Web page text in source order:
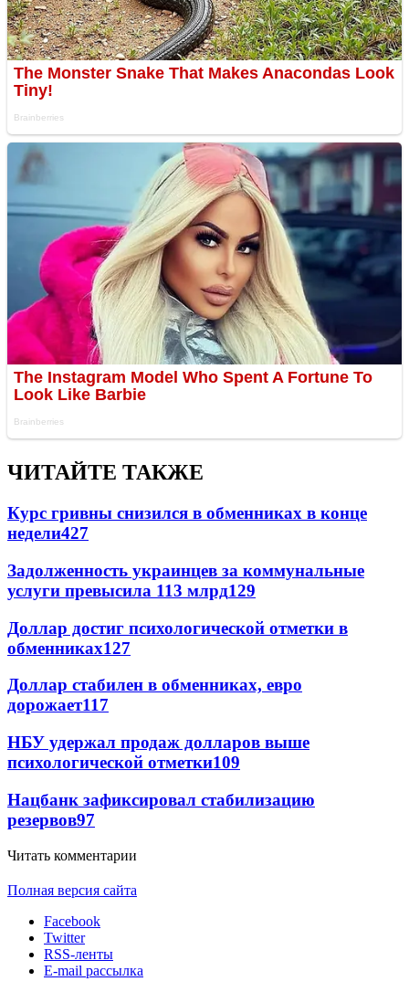
ЧИТАЙТЕ ТАКЖЕ
Курс гривны снизился в обменниках в конце
недели427
Задолженность украинцев за коммунальные
услуги превысила 113 млрд129
Доллар достиг психологической отметки в
обменниках127
Доллар стабилен в обменниках, евро
дорожает117
НБУ удержал продаж долларов выше
психологической отметки109
Нацбанк зафиксировал стабилизацию
резервов97
Читать комментарии
Полная версия сайта
Facebook
Twitter
RSS-ленты
E-mail рассылка